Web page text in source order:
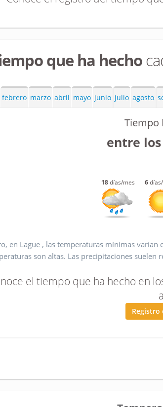
que ha hecho
febrero marzo abril mayo junio julio agosto
Tiempo
entre los
18días/mes 6
en Lague , las temperaturas mínimas varían
son altas. Las precipitaciones
el tiempo que ha hecho en
Registro